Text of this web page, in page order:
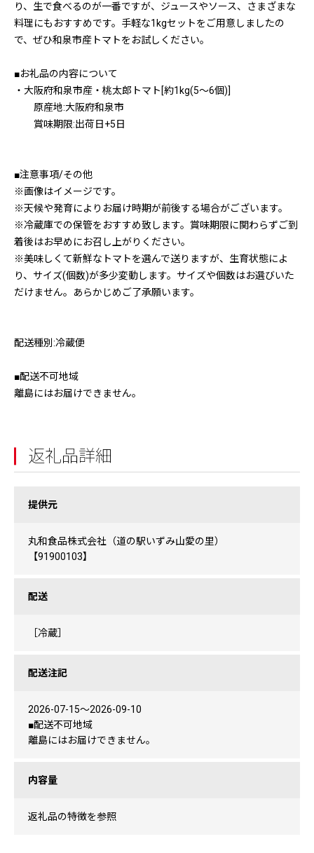
り、生で食べるのが一番ですが、ジュースやソース、さまざまな
料理にもおすすめです。手軽な1kgセットをご用意しましたの
で、ぜひ和泉市産トマトをお試しください。
■お礼品の内容について
・大阪府和泉市産・桃太郎トマト[約1kg(5〜6個)]
原産地:大阪府和泉市
賞味期限:出荷日+5日
■注意事項/その他
※画像はイメージです。
※天候や発育によりお届け時期が前後する場合がございます。
※冷蔵庫での保管をおすすめ致します。賞味期限に関わらずご到
着後はお早めにお召し上がりください。
※美味しくて新鮮なトマトを選んで送りますが、生育状態によ
り、サイズ(個数)が多少変動します。サイズや個数はお選びいた
だけません。あらかじめご了承願います。
配送種別:冷蔵便
■配送不可地域
離島にはお届けできません。
返礼品詳細
提供元
丸和食品株式会社（道の駅いずみ山愛の里）
【91900103】
配送
［冷蔵］
配送注記
2026-07-15〜2026-09-10
■配送不可地域
離島にはお届けできません。
内容量
返礼品の特徴を参照